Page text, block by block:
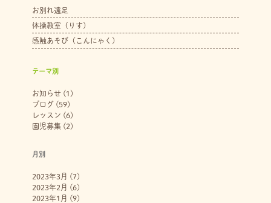
お別れ遠足
体操教室（りす）
感触あそび（こんにゃく）
テーマ別
お知らせ(1)
ブログ (59)
レッスン (6)
園児募集 (2)
月別
2023年3月 (7)
2023年2月 (6)
2023年1月 (9)